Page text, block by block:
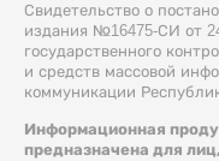
Свидетельство о
издания №16475-СИ от
государственного
и средств массовой
коммуникации
Информационная
предназначена для